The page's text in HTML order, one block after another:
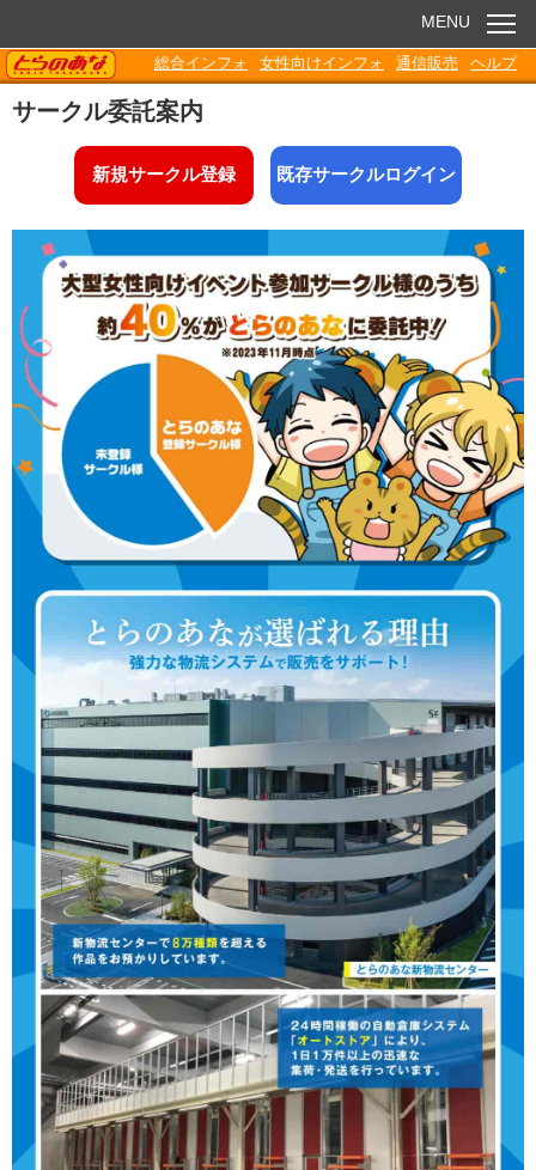
お知らせ
電子書籍
Q&A
各種ダウンロード
MENU
TORANOANA
総合インフォ 女性向けインフォ 通信販売 ヘルプ
サークル委託案内
新規サークル登録 既存サークルログイン